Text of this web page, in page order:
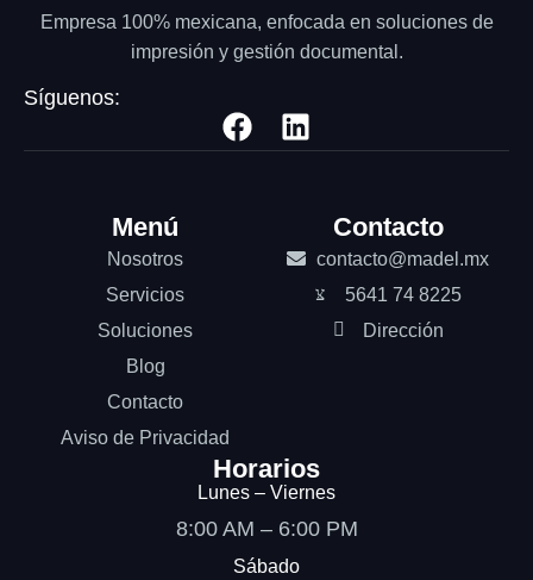
Empresa 100% mexicana, enfocada en soluciones de
impresión y gestión documental.
Síguenos:
Menú
Nosotros
Servicios
Soluciones
Blog
Contacto
Aviso de Privacidad
Contacto
contacto@madel.mx
5641 74 8225
Dirección
Horarios
Lunes – Viernes
8:00 AM – 6:00 PM
Sábado